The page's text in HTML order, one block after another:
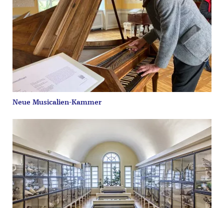
Neue Musicalien-Kammer